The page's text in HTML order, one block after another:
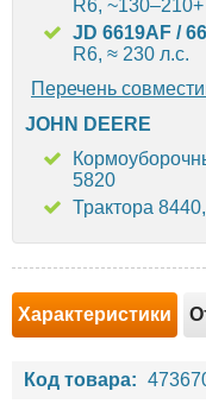
R6, ~130–210+
JD 6619AF /
R6, ≈ 230 л.с.
Перечень
JOHN DEERE
5820
Трактора
Характеристики
Код товара: